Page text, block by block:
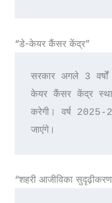
“डे-केयर कैंसर केंद्र”
सरकार अगले 3
केयर कैंसर केंद्र
करेगी। वर्ष
जाएंगे।
“शहरी आजीविका